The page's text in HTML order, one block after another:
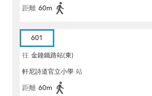
距離 60m
601
往 金鐘鐵路站(東)
軒尼詩道官立小學 站
距離 60m